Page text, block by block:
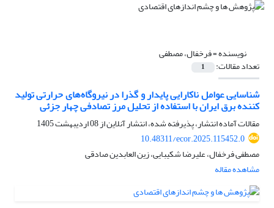
نویسنده =فرخفال، مصطفی
تعداد مقالات: 1
شناسایی عوامل ناکارایی پایدار و گذرا در نیروگاه‌های حرارتی تولید
کننده برق ایران با استفاده از تحلیل مرز تصادفی چهار جزئی
مقالات آماده انتشار، پذیرفته شده، انتشار آنلاین از08 اردیبهشت 1405
10.48311/ecor.2025.115452.0
مصطفی فرخفال، علیرضا شکیبایی، زین العابدین صادقی
مشاهده مقاله